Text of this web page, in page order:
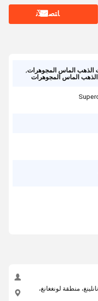
ﺎﺘﺼﻟ ﺍﻶﻧ
,
نانلينغ، منطقة لونغغانغ،